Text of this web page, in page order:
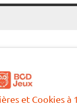
et Cookies à